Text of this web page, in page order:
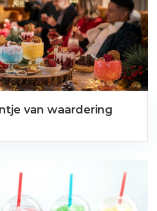
van waardering